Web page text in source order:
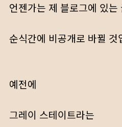
언젠가는 제 블로그에 있는
순식간에 비공개로 바뀔 것
예전에
그레이 스테이트라는